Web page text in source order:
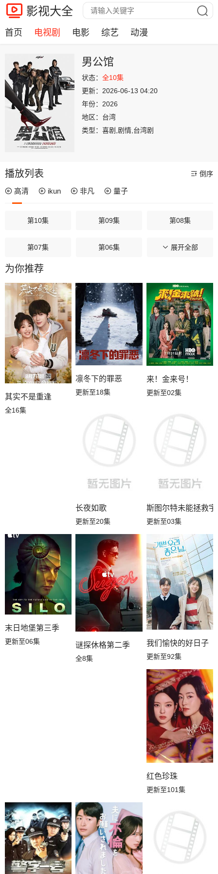
影视大全
首页 电视剧 电影 综艺 动漫
男公馆
状态： 全10集
更新： 2026-06-13 04:20
年份： 2026
地区： 台湾
类型： 喜剧,剧情,台湾剧
播放列表 倒序
高清 ikun 非凡 量子
第10集 第09集 第08集
第07集 第06集 第05集
第04集
第01集
展开全部
为你推荐
其实不是重逢
全16集
凛冬下的罪恶
更新至18集
来！金来号！
更新至02集
长夜如歌
更新至20集
斯图尔特未能拯救宇
更新至03集
末日地堡第三季
更新至06集 谜探休格第二季
全8集
我们愉快的好日子
更新至92集
红色珍珠
更新至101集